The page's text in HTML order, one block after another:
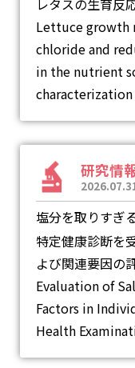
レタスの生育反
Lettuce growth
chloride and
in the nutrient
研究情
塩分を取りすぎ
特定健康診断を
よび関連要因の
Evaluation of
Factors in
Health